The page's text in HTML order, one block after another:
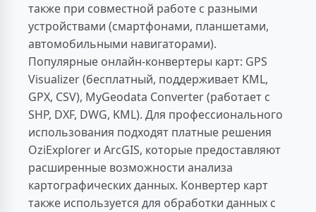
также при совместной работе с разными
устройствами (смартфонами, планшетами,
автомобильными навигаторами).
Популярные онлайн-конвертеры карт: GPS
Visualizer (бесплатный, поддерживает KML,
GPX, CSV), MyGeodata Converter (работает с
SHP, DXF, DWG, KML). Для профессионального
использования подходят платные решения
OziExplorer и ArcGIS, которые предоставляют
расширенные возможности анализа
картографических данных. Конвертер карт
также используется для обработки данных с